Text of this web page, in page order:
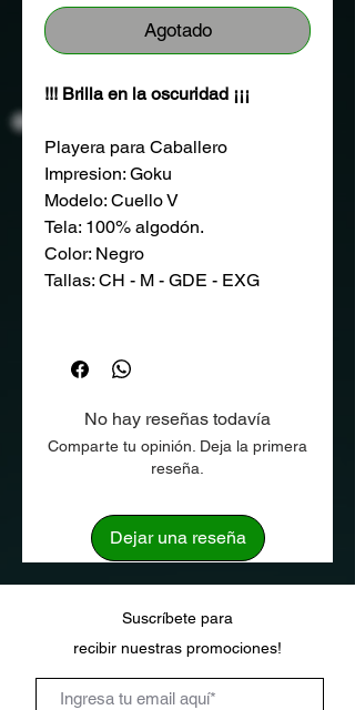
Agotado
!!! Brilla en la oscuridad ¡¡¡
Playera para Caballero
Impresion: Goku
Modelo: Cuello V
Tela: 100% algodón.
Color: Negro
Tallas: CH - M - GDE - EXG
No hay reseñas todavía
Comparte tu opinión. Deja la primera
reseña.
Dejar una reseña
Suscríbete para
recibir nuestras promociones!